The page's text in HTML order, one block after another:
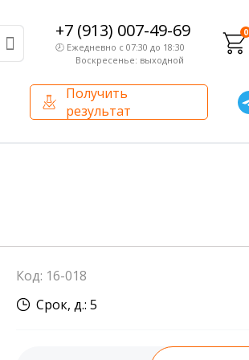
+7 (913) 007-49-69
🕗 Ежедневно с 07:30 до 18:30
Воскресенье: выходной
0
Получить
результат
Внутренний аудит
Сотрудники лаборатории
Код: 16-018
Срок, д.: 5